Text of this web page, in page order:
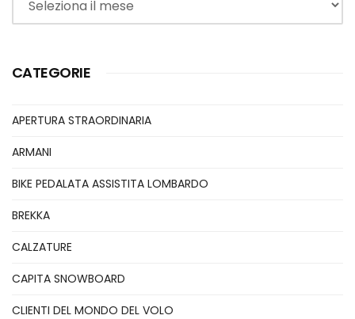
CATEGORIE
APERTURA STRAORDINARIA
ARMANI
BIKE PEDALATA ASSISTITA LOMBARDO
BREKKA
CALZATURE
CAPITA SNOWBOARD
CLIENTI DEL MONDO DEL VOLO